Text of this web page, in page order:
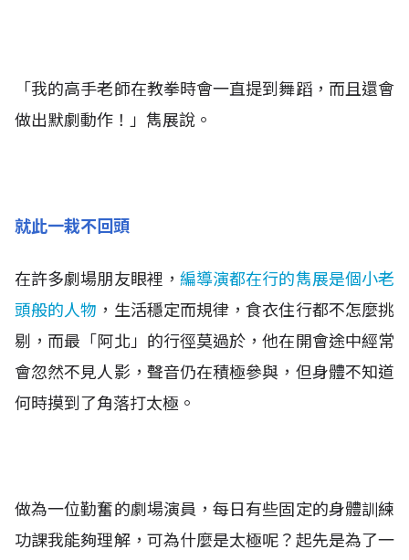
「我的高手老師在教拳時會一直提到舞蹈，而且還會
做出默劇動作！」雋展說。
就此一栽不回頭
在許多劇場朋友眼裡， 編導演都在行的雋展是個小老
頭般的人物 ，生活穩定而規律，食衣住行都不怎麼挑
剔，而最「阿北」的行徑莫過於，他在開會途中經常
會忽然不見人影，聲音仍在積極參與，但身體不知道
何時摸到了角落打太極。
做為一位勤奮的劇場演員，每日有些固定的身體訓練
功課我能夠理解，可為什麼是太極呢？ 起先是為了一